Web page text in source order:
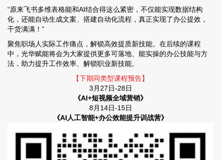
“原来飞书多维表格能和AI结合得这么紧密，不仅能实现数据结构
化，还能自动生成文案、搭建自动化流程，真正实现了办公提效，
干货满满！”
聚焦职场人实际工作痛点，解锁高效提质新技能。在后续的课程
中， 光华赋能将会为大家提供更多可落地、能实操的办公技能与方
法，助力提升工作效率、解锁职业新技能。
【下期同类型课程预告】
3月27日-28日
《Al+短视频全域营销》
8月14日-15日
《AI人工智能+办公效能提升训战营》